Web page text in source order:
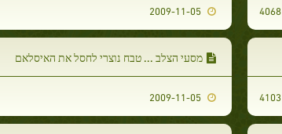
4068
2009-11-05
4103
מסעי הצלב ... טבח נוצרי לחסל את האיסלאם
2009-11-05